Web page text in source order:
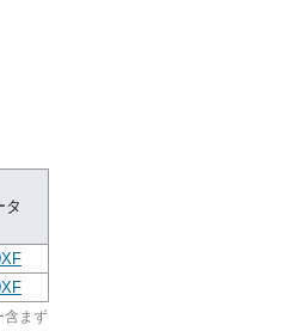
タ
含まず